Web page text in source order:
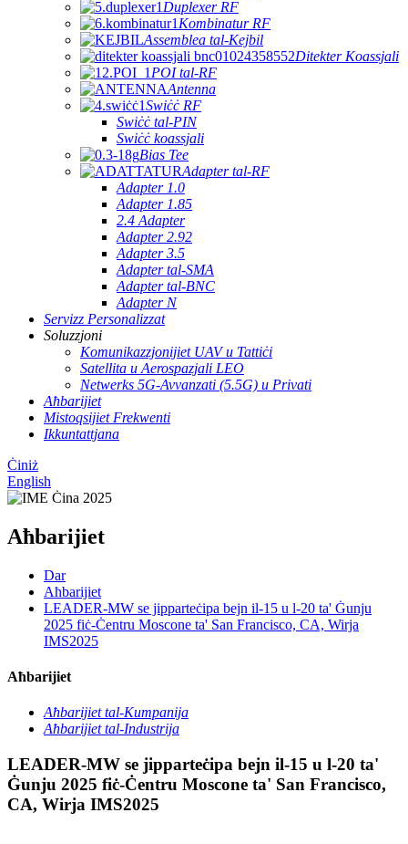
Duplexer RF
Kombinatur RF
Assemblea tal-Kejbil
Ditekter Koassjali
POI tal-RF
Antenna
Swiċċ RF
Swiċċ tal-PIN
Swiċċ koassjali
Bias Tee
Adapter tal-RF
Adapter 1.0
Adapter 1.85
2.4 Adapter
Adapter 2.92
Adapter 3.5
Adapter tal-SMA
Adapter tal-BNC
Adapter N
Servizz Personalizzat
Soluzzjoni
Komunikazzjonijiet UAV u Tattiċi
Satellita u Aerospazjali LEO
Netwerks 5G-Avvanzati (5.5G) u Privati
Aħbarijiet
Mistoqsijiet Frekwenti
Ikkuntattjana
Ċiniż
English
Aħbarijiet
Dar
Aħbarijiet
LEADER-MW se jipparteċipa bejn il-15 u l-20 ta' Ġunju
2025 fiċ-Ċentru Moscone ta' San Francisco, CA, Wirja
IMS2025
Aħbarijiet
Aħbarijiet tal-Kumpanija
Aħbarijiet tal-Industrija
LEADER-MW se jipparteċipa bejn il-15 u l-20 ta'
Ġunju 2025 fiċ-Ċentru Moscone ta' San Francisco,
CA, Wirja IMS2025